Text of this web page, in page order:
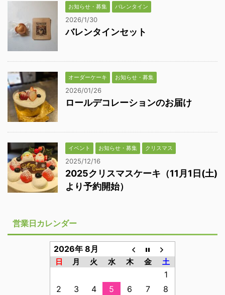
お知らせ・募集 バレンタイン
2026/1/30
バレンタインセット
オーダーケーキ お知らせ・募集
2026/01/26
ロールデコレーションのお届け
イベント お知らせ・募集 クリスマス
2025/12/16
2025クリスマスケーキ（11月1日(土)
より予約開始）
営業日カレンダー
2026年 8月
日 月 火 水 木 金 土
1
2
3 4 5 6 7
8